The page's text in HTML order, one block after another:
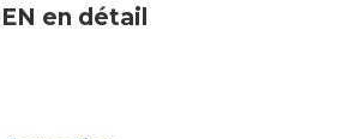
en détail